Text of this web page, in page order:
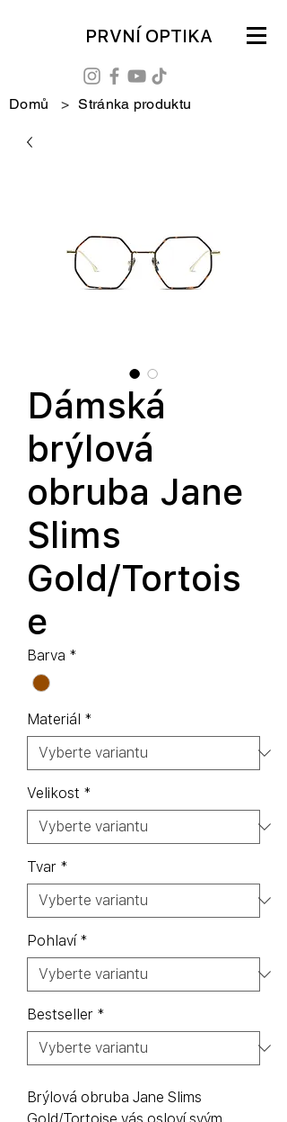
PRVNÍ OPTIKA
Domů > Stránka produktu
Dámská
brýlová
obruba Jane
Slims
Gold/Tortois
e
Barva *
Materiál *
Velikost *
Tvar *
Pohlaví *
Bestseller *
Brýlová obruba Jane Slims